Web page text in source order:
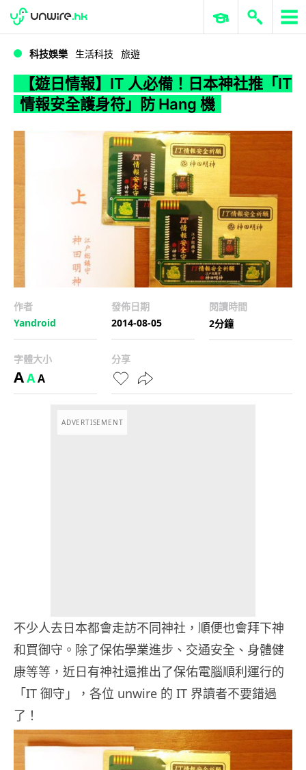
WWDC 2026 ERP 與商業 AI
科技娛樂 生活科技 旅遊
【遊日情報】IT 人必備！日本神社推「IT
情報安全護身符」防 Hang 機
作者
Yandroid
發佈日期
2014-08-05
閱讀時間
2分鐘
字體大小
AAA
分享
ADVERTISEMENT
不少人去日本都會走訪不同神社，順便也會拜下神
和買御守。除了保佑學業進步、交通安全、身體健
康等等，近日有神社還推出了保佑電腦順利運行的
「IT 御守」，各位 unwire 的 IT 界讀者不要錯過
了！